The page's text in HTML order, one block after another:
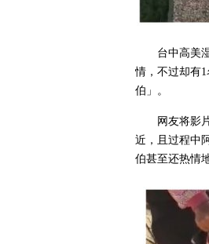
台中高美
情，不过却有
伯」。
网友将影
近，且过程中
伯甚至还热情